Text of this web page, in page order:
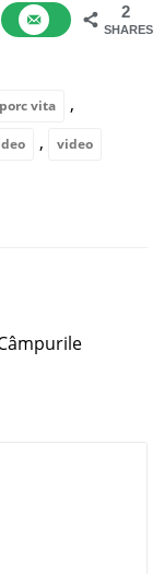
2
SHARES
vita ,
, video